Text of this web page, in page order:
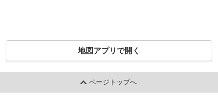
地図アプリで開く
ページトップへ